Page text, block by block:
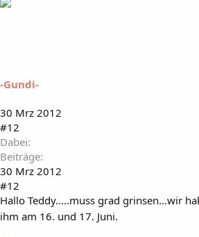
-Gundi-
30 Mrz 2012
#12
Dabei
Beiträge
30 Mrz 2012
#12
Hallo Teddy.....muss grad grinsen...wir
ihm am 16. und 17. Juni.